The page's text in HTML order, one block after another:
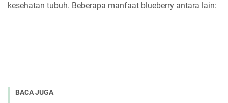
kesehatan tubuh. Beberapa manfaat blueberry antara lain:
BACA JUGA